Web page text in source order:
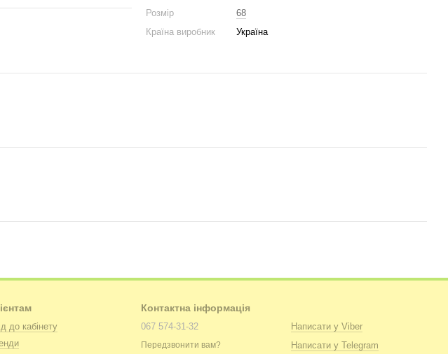
Розмір
68
Країна виробник
Україна
до кабінету
Контактна інформація
067 574-31-32
Передзвонити вам?
Написати у Viber
Написати у Telegram